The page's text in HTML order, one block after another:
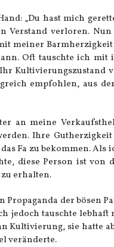
„Du hast mich
Verstand verloren.
meiner
Oft tauschte ich
Kultivierungszustand
empfohlen, aus
an meine
Ihre
Fa zu bekommen.
diese Person ist
erhalten.
der bösen
jedoch tauschte
Kultivierung, sie hatte
veränderte.